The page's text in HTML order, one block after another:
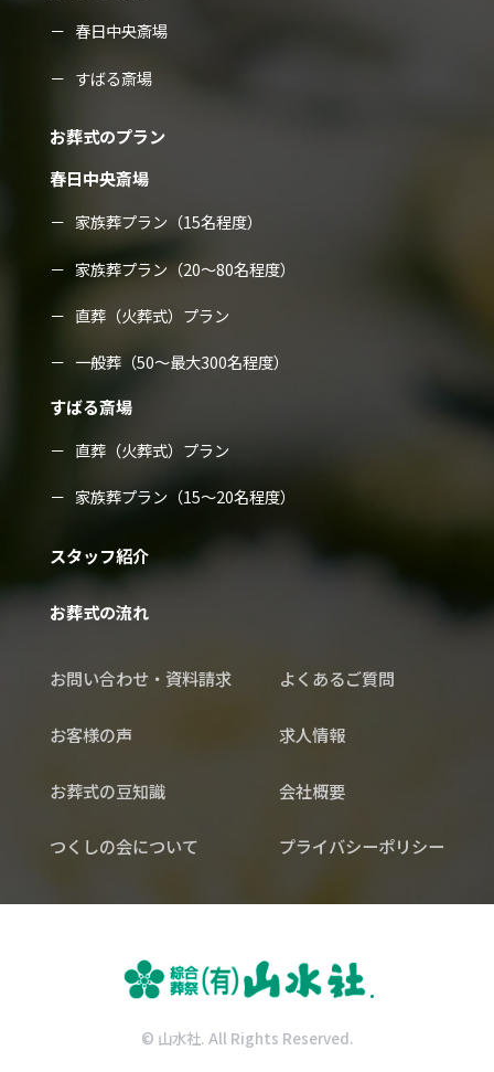
春日中央斎場
すばる斎場
お葬式のプラン
春日中央斎場
家族葬プラン（15名程度）
家族葬プラン（20～80名程度）
直葬（火葬式）プラン
一般葬（50～最大300名程度）
すばる斎場
直葬（火葬式）プラン
家族葬プラン（15～20名程度）
スタッフ紹介
お葬式の流れ
お問い合わせ・資料請求
お客様の声
お葬式の豆知識
つくしの会について
よくあるご質問
求人情報
会社概要
プライバシーポリシー
© 山水社. All Rights Reserved.